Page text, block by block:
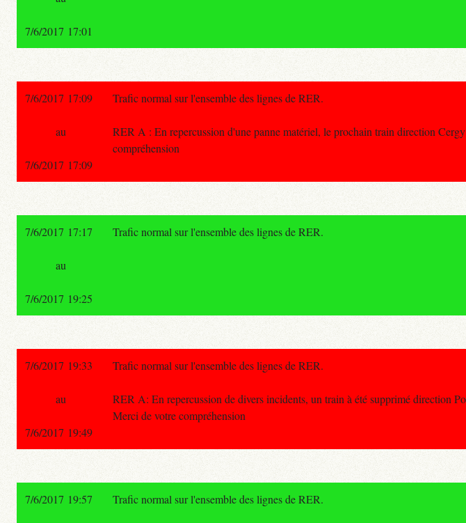
7/6/2017 17:01
7/6/2017 17:09 Trafic normal sur l'ensemble des lignes de RER.
RER A : En repercussion d'une panne matériel, le prochain train direction
compréhension
au
7/6/2017 17:09
7/6/2017 17:17 Trafic normal sur l'ensemble des lignes de RER.
au
7/6/2017 19:25
7/6/2017 19:33 Trafic normal sur l'ensemble des lignes de RER.
RER A: En repercussion de divers incidents, un train à été supprimé direction
Merci de votre compréhension
au
7/6/2017 19:49
7/6/2017 19:57 Trafic normal sur l'ensemble des lignes de RER.